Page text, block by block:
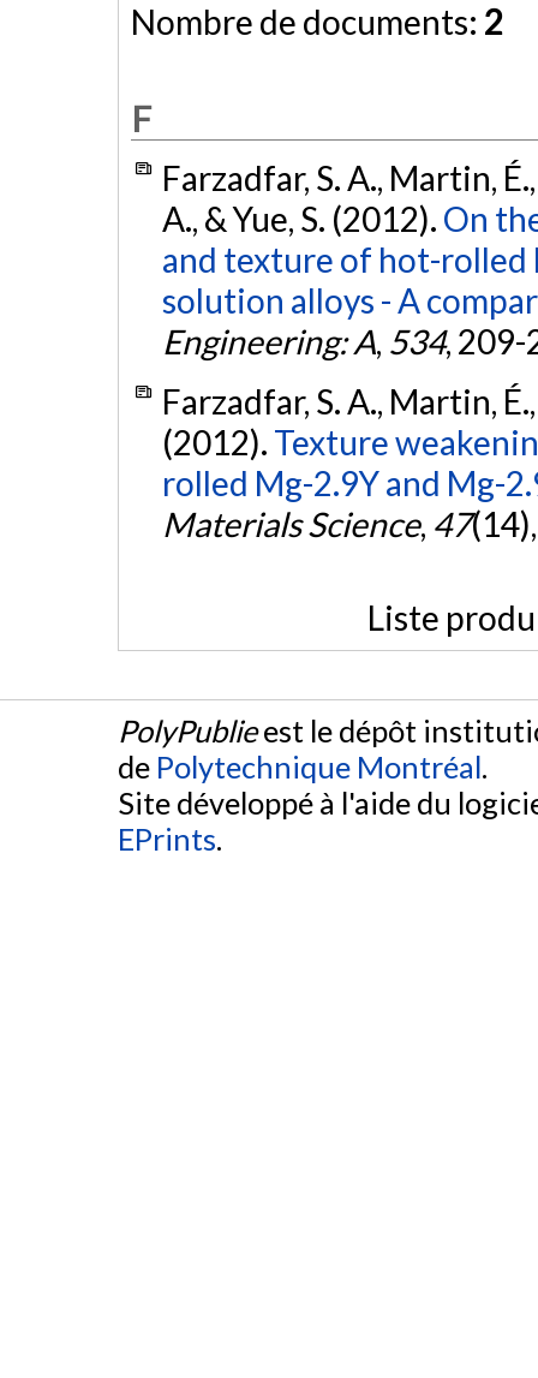
Nombre de documents: 2
F
Farzadfar, S. A., Martin,
A., & Yue, S. (2012). On
and texture of hot-rolled
solution alloys - A
Engineering: A, 534,
Farzadfar, S. A., Martin,
(2012). Texture
rolled Mg-2.9Y and Mg-
Materials Science, 47
Liste
PolyPublieest le dépôt
de Polytechnique Montréal.
Site développé à l'aide du
EPrints.